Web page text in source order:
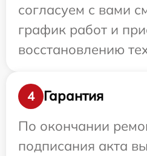
согласуем с вами
график работ и
восстановлению
4
Гарантия
По окончании
подписания акта